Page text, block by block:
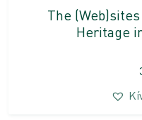
The
Heritage